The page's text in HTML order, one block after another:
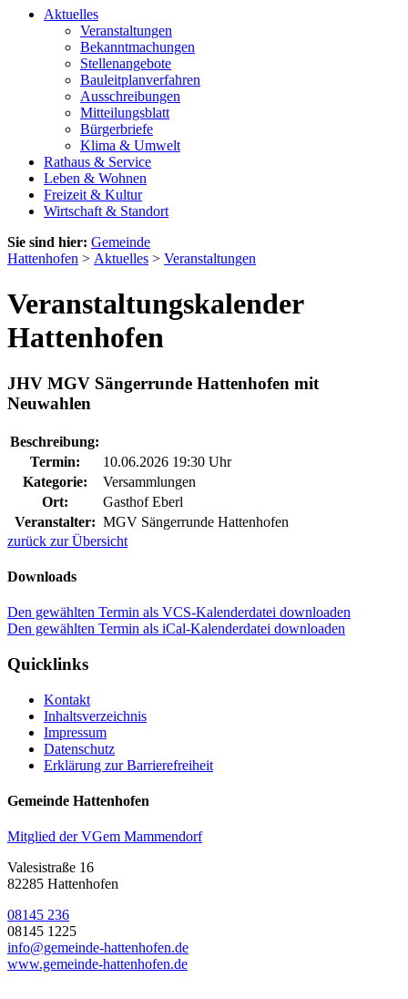
Aktuelles
Veranstaltungen
Bekanntmachungen
Stellenangebote
Bauleitplanverfahren
Ausschreibungen
Mitteilungsblatt
Bürgerbriefe
Klima & Umwelt
Rathaus & Service
Leben & Wohnen
Freizeit & Kultur
Wirtschaft & Standort
Sie sind hier: Gemeinde
Hattenhofen > Aktuelles > Veranstaltungen
Veranstaltungskalender
Hattenhofen
JHV MGV Sängerrunde Hattenhofen mit
Neuwahlen
Beschreibung:
Termin:
10.06.2026 19:30 Uhr
Kategorie:
Versammlungen
Ort:
Gasthof Eberl
Veranstalter: MGV Sängerrunde Hattenhofen
zurück zur Übersicht
Downloads
Den gewählten Termin als VCS-Kalenderdatei downloaden
Den gewählten Termin als iCal-Kalenderdatei downloaden
Quicklinks
Kontakt
Inhaltsverzeichnis
Impressum
Datenschutz
Erklärung zur Barrierefreiheit
Gemeinde Hattenhofen
Mitglied der VGem Mammendorf
Valesistraße 16
82285 Hattenhofen
08145 236
08145 1225
info@gemeinde-hattenhofen.de
www.gemeinde-hattenhofen.de